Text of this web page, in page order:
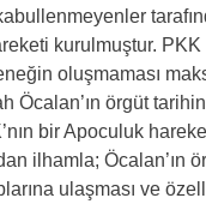
kurulmuştur.
oluşmaması
Öcalan’ın örgüt
bir Apoculuk
ilhamla; Öcalan’ın
ulaşması ve